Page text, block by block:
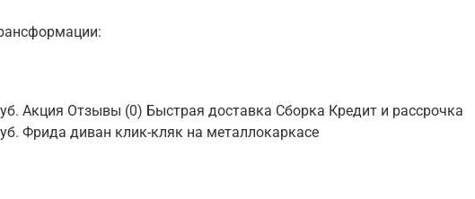
Акция Отзывы (0) Быстрая доставка Сборка Кредит и рассрочка
Фрида диван клик-кляк на металлокаркасе